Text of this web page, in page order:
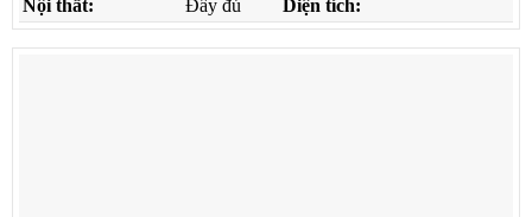
Nội thất:
Đầy đủ Diện tích: